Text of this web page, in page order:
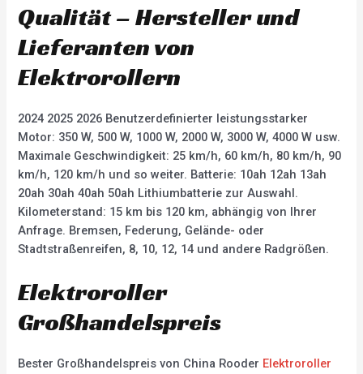
Qualität – Hersteller und
Lieferanten von
Elektrorollern
2024 2025 2026 Benutzerdefinierter leistungsstarker
Motor: 350 W, 500 W, 1000 W, 2000 W, 3000 W, 4000 W usw.
Maximale Geschwindigkeit: 25 km/h, 60 km/h, 80 km/h, 90
km/h, 120 km/h und so weiter. Batterie: 10ah 12ah 13ah
20ah 30ah 40ah 50ah Lithiumbatterie zur Auswahl.
Kilometerstand: 15 km bis 120 km, abhängig von Ihrer
Anfrage. Bremsen, Federung, Gelände- oder
Stadtstraßenreifen, 8, 10, 12, 14 und andere Radgrößen.
Elektroroller
Großhandelspreis
Bester Großhandelspreis von China Rooder Elektroroller